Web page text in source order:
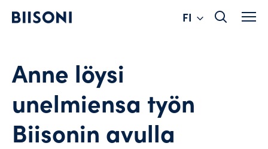
sisältöön
Change
FI
Anne löysi
unelmiensa työn
Biisonin avulla